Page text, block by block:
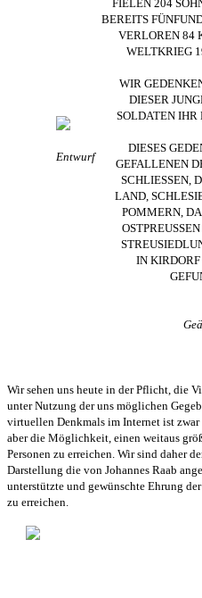
Entwurf
FIELEN 204
BEREITS
VERLOREN 84
WELTKRIEG
WIR
DIESER
SOLDATEN
DIESES
GEFALLENEN
SCHLIESSEN,
LAND,
POMMERN,
IN
Wir sehen uns heute in der Pflicht, die
unter Nutzung der uns möglichen
virtuellen Denkmals im Internet ist
aber die Möglichkeit, einen weitaus
Personen zu erreichen. Wir sind daher
Darstellung die von Johannes Raab
unterstützte und gewünschte Ehrung
zu erreichen.